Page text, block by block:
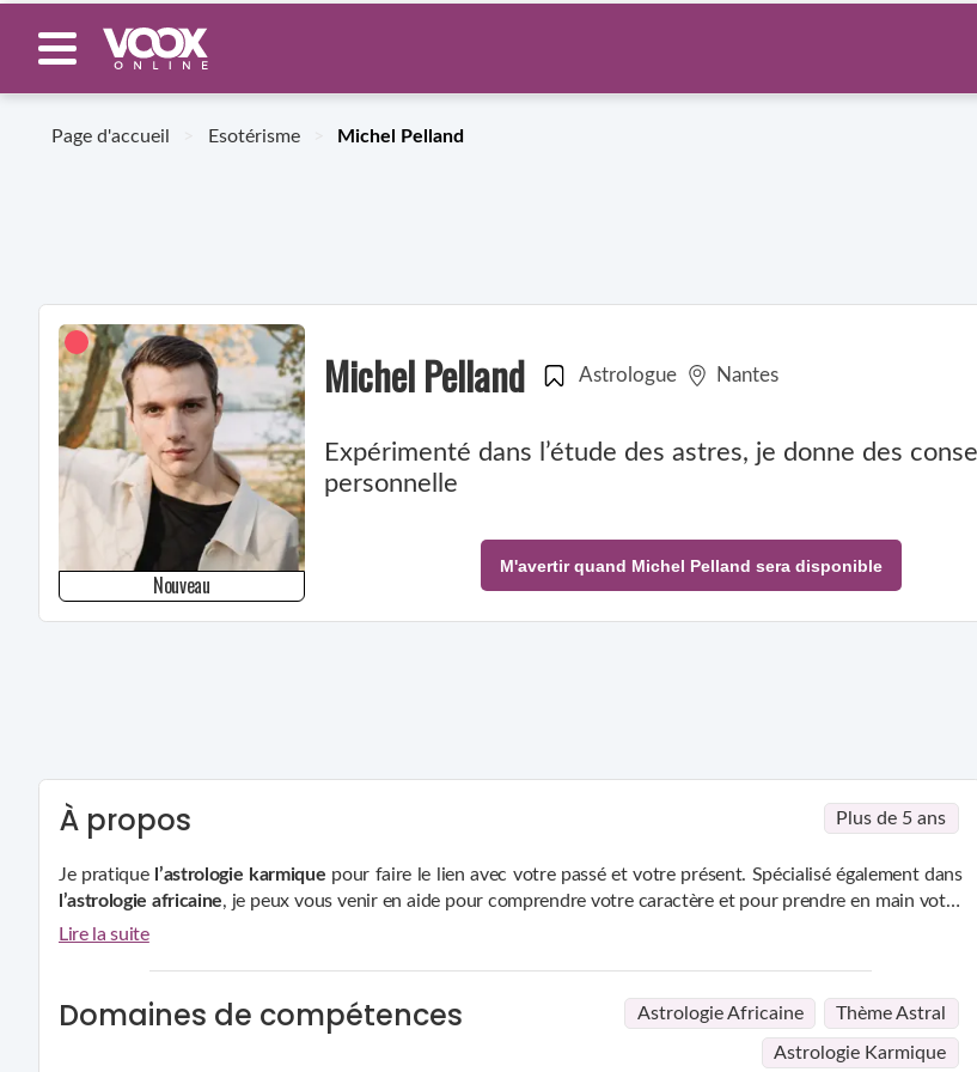
Page d'accueil Esotérisme Michel Pelland
Nouveau
Michel Pelland Astrologue Nantes
Expérimenté dans l’étude des astres, je donne des
personnelle
M'avertir quand Michel Pelland sera disponible
À propos Plus de 5 ans
Je pratique l’astrologie karmique pour faire le lien avec votre passé et votre présent. Spécialisé également dans
l’astrologie africaine, je peux vous venir en aide pour comprendre votre caractère et pour prendre en main votre
destin.
Lire la suite
Domaines de compétences Astrologie Africaine Thème Astral
Astrologie Karmique